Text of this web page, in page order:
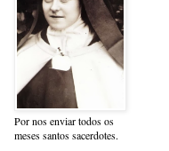
Por nos enviar todos os
meses santos sacerdotes.